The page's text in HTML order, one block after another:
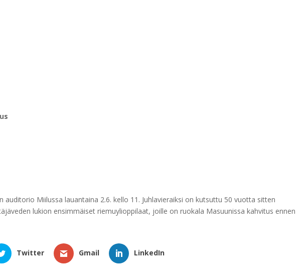
auditorio Miilussa lauantaina 2.6. kello 11. Juhlavieraiksi on kutsuttu 50 vuotta sitten
lukion ensimmäiset riemuylioppilaat, joille on ruokala Masuunissa kahvitus ennen
Twitter Gmail LinkedIn